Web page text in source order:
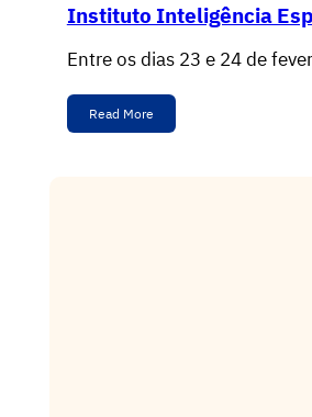
Instituto Inteligência
Entre os dias 23 e 24 de
Read More